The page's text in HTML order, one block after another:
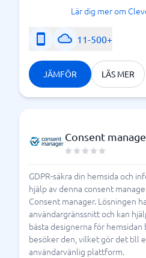
Lär dig mer om
11-500+
JÄMFÖR LÄS MER
Consent
GDPR-säkra din hemsida och
hjälp av denna consent
Consent manager. Lösningen
användargränssnitt och kan
bästa designerna för hemsidan
besöker den, vilket gör det till
användarvänlig plattform.